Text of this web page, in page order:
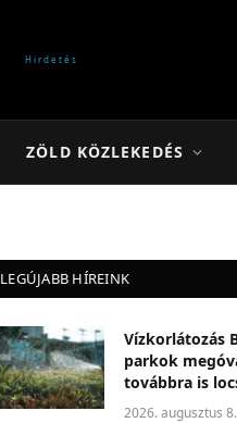
ZÖLD KÖZLEKEDÉS
LEGÚJABB HÍREINK
Vízkorlátozás
parkok
továbbra is
2026. augusztus 8.